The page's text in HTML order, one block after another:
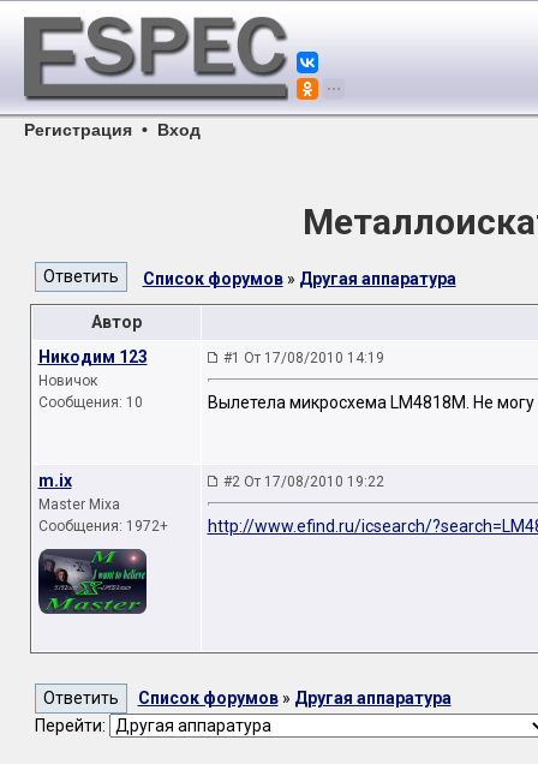
Регистрация • Вход
Список форумов» Другая аппаратура
Автор
Никодим 123
Новичок
Сообщения: 10
#1 От 17/08/2010 14:19
Вылетела микросхема LM4818M. Не
m.ix
Master Mixa
Сообщения: 1972+
#2 От 17/08/2010 19:22
http://www.efind.ru/icsearch/
Список форумов» Другая аппаратура
Перейти: